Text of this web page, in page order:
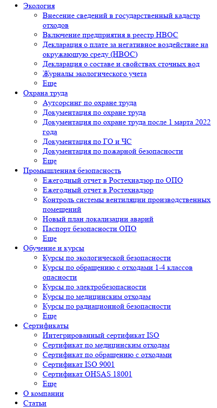
Экология
Внесение сведений в государственный кадастр
отходов
Включение предприятия в реестр НВОС
Декларация о плате за негативное воздействие на
окружающую среду (НВОС)
Декларация о составе и свойствах сточных вод
Журналы экологического учета
Еще
Охрана труда
Аутсорсинг по охране труда
Документация по охране труда
Документация по охране труда после 1 марта 2022
года
Документация по ГО и ЧС
Документация по пожарной безопасности
Еще
Промышленная безопасность
Ежегодный отчет в Ростехнадзор по ОПО
Ежегодный отчет в Ростехнадзор
Контроль системы вентиляции производственных
помещений
Новый план локализации аварий
Паспорт безопасности ОПО
Еще
Обучение и курсы
Курсы по экологической безопасности
Курсы по обращению с отходами 1-4 классов
опасности
Курсы по электробезопасности
Курсы по медицинским отходам
Курсы по радиационной безопасности
Еще
Сертификаты
Интегрированный сертификат ISO
Cертификат по медицинским отходам
Сертификат по обращению с отходами
Сертификат ISO 9001
Сертификат OHSAS 18001
Еще
О компании
Cтатьи